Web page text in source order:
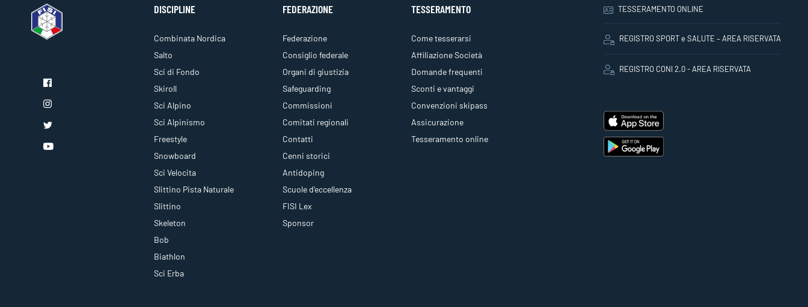
DISCIPLINE
Combinata Nordica
Salto
Sci di Fondo
Skiroll
Sci Alpino
Sci Alpinismo
Freestyle
Snowboard
Sci Velocita
Slittino Pista Naturale
Slittino
Skeleton
Bob
Biathlon
Sci Erba
FEDERAZIONE
Federazione
Consiglio federale
Organi di giustizia
Safeguarding
Commissioni
Comitati regionali
Contatti
Cenni storici
Antidoping
Scuole d'eccellenza
FISI Lex
Sponsor
TESSERAMENTO
Come tesserarsi
Affiliazione Società
Domande frequenti
Sconti e vantaggi
Convenzioni skipass
Assicurazione
Tesseramento online
TESSERAMENTO ONLINE
REGISTRO SPORT e SALUTE – AREA RISERVATA
REGISTRO CONI 2.0 - AREA RISERVATA